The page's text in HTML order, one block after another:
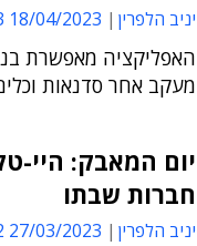
יניב הלפרין 18/04/2023 16:13
האפליקציה מאפשרת
מעקב אחר סדנאות
יום המאבק: היי-
חברות שבתו
יניב הלפרין 27/03/2023 11:52